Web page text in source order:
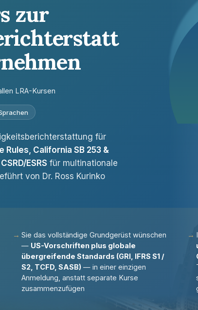
zur
LRA-Kursen
für
Rules, California SB 253 &
CSRD/ESRS für multinationale
von Dr. Ross Kurinko
Sie das vollständige Grundgerüst wünschen
— US-Vorschriften plus globale
übergreifende Standards (GRI, IFRS S1 /
S2, TCFD, SASB) — in einer einzigen
Anmeldung, anstatt separate Kurse
zusammenzufügen